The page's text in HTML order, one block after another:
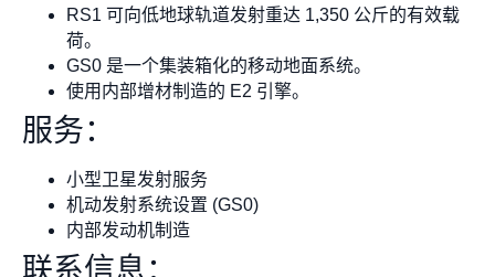
RS1 可向低地球轨道发射重达 1,350 公斤的有效载
荷。
GS0 是一个集装箱化的移动地面系统。
使用内部增材制造的 E2 引擎。
服务：
小型卫星发射服务
机动发射系统设置 (GS0)
内部发动机制造
联系信息：